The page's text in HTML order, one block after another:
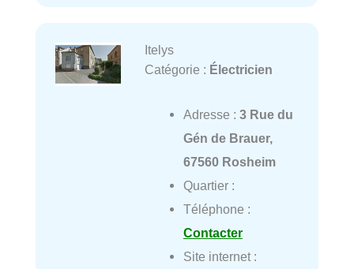
Itelys
Catégorie : Électricien
Adresse : 3 Rue du
Gén de Brauer,
67560 Rosheim
Quartier :
Téléphone :
Contacter
Site internet :